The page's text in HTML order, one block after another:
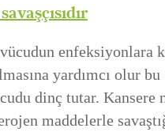
enfeksiyonlara
yardımcı olur bu
dinç tutar. Kansere
maddelerle